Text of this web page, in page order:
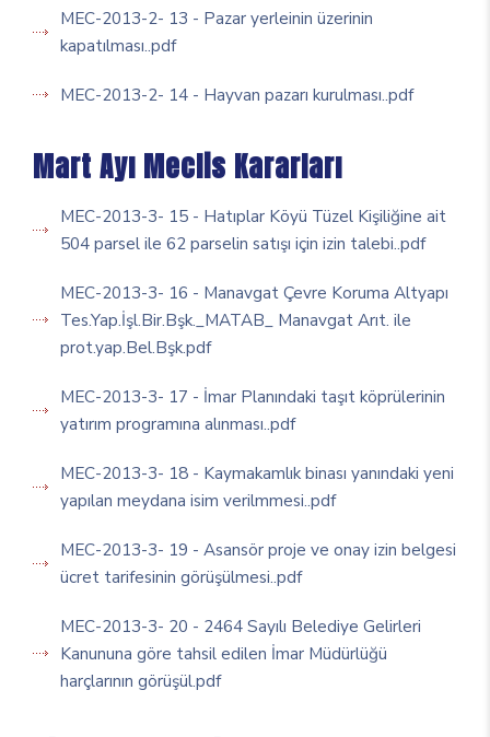
MEC-2013-2- 13 - Pazar yerleinin üzerinin
kapatılması..pdf
MEC-2013-2- 14 - Hayvan pazarı kurulması..pdf
Mart Ayı Meclis Kararları
MEC-2013-3- 15 - Hatıplar Köyü Tüzel Kişiliğine ait
504 parsel ile 62 parselin satışı için izin talebi..pdf
MEC-2013-3- 16 - Manavgat Çevre Koruma Altyapı
Tes.Yap.İşl.Bir.Bşk._MATAB_ Manavgat Arıt. ile
prot.yap.Bel.Bşk.pdf
MEC-2013-3- 17 - İmar Planındaki taşıt köprülerinin
yatırım programına alınması..pdf
MEC-2013-3- 18 - Kaymakamlık binası yanındaki yeni
yapılan meydana isim verilmmesi..pdf
MEC-2013-3- 19 - Asansör proje ve onay izin belgesi
ücret tarifesinin görüşülmesi..pdf
MEC-2013-3- 20 - 2464 Sayılı Belediye Gelirleri
Kanununa göre tahsil edilen İmar Müdürlüğü
harçlarının görüşül.pdf